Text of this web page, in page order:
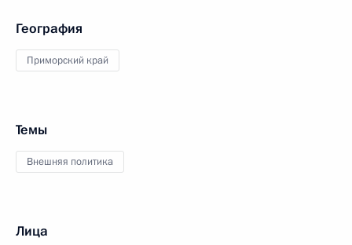
География
Приморский край
Темы
Внешняя политика
Лица